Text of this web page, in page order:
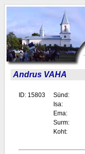
Andrus VAHA
ID: 15803 Sünd:
Isa:
Ema:
Surm:
Koht: